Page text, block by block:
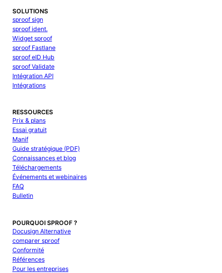
SOLUTIONS
sproof sign
sproof ident.
Widget sproof
sproof Fastlane
sproof eID Hub
sproof Validate
Intégration API
Intégrations
RESSOURCES
Prix & plans
Essai gratuit
Manif
Guide stratégique (PDF)
Connaissances et blog
Téléchargements
Événements et webinaires
FAQ
Bulletin
POURQUOI SPROOF ?
Docusign Alternative
comparer sproof
Conformité
Références
Pour les entreprises